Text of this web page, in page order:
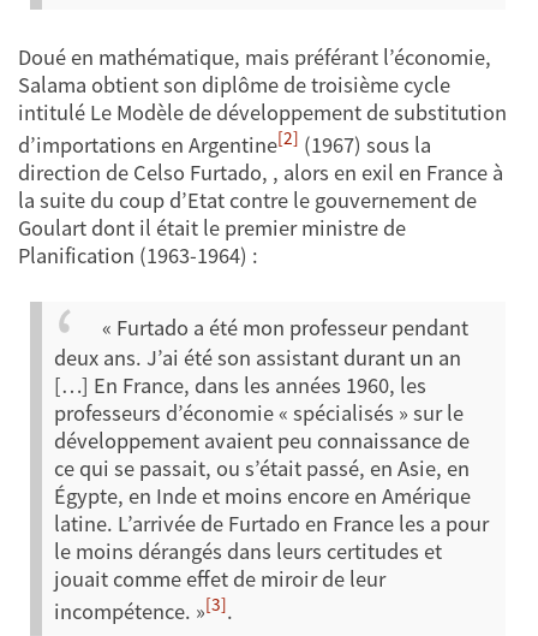
Doué en mathématique, mais préférant l’économie,
Salama obtient son diplôme de troisième cycle
intitulé Le Modèle de développement de substitution
d’importations en Argentine[2] (1967) sous la
direction de Celso Furtado, , alors en exil en France à
la suite du coup d’Etat contre le gouvernement de
Goulart dont il était le premier ministre de
Planification (1963-1964) :
« Furtado a été mon professeur pendant
deux ans. J’ai été son assistant durant un an
[…] En France, dans les années 1960, les
professeurs d’économie « spécialisés » sur le
développement avaient peu connaissance de
ce qui se passait, ou s’était passé, en Asie, en
Égypte, en Inde et moins encore en Amérique
latine. L’arrivée de Furtado en France les a pour
le moins dérangés dans leurs certitudes et
jouait comme effet de miroir de leur
incompétence. »[3].